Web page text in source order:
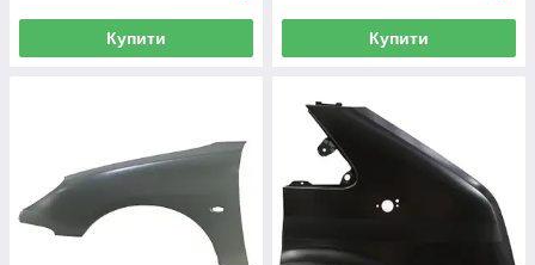
Купити Купити